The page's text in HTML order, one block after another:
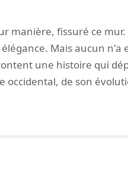
manière, fissuré ce
Mais aucun n'a
une histoire qui
occidental, de son